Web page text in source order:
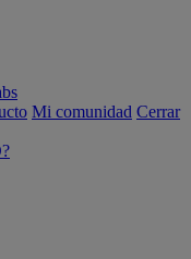
Mi comunidad Cerrar